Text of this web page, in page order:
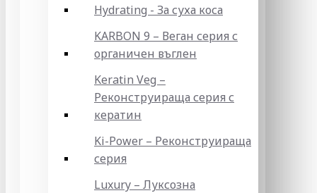
Hydrating - За суха коса
KARBON 9 – Веган серия с
органичен въглен
Keratin Veg –
Реконструираща серия с
кератин
Ki-Power – Реконструираща
серия
Luxury – Луксозна